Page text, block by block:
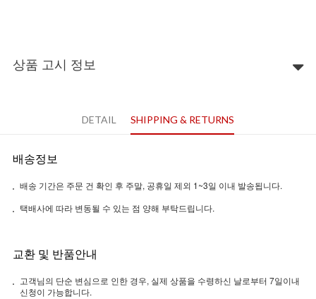
상품 고시 정보
DETAIL SHIPPING & RETURNS
배송정보
배송 기간은 주문 건 확인 후 주말, 공휴일 제외 1~3일 이내 발송됩니다.
택배사에 따라 변동될 수 있는 점 양해 부탁드립니다.
교환 및 반품안내
고객님의 단순 변심으로 인한 경우, 실제 상품을 수령하신 날로부터 7일이내
신청이 가능합니다.